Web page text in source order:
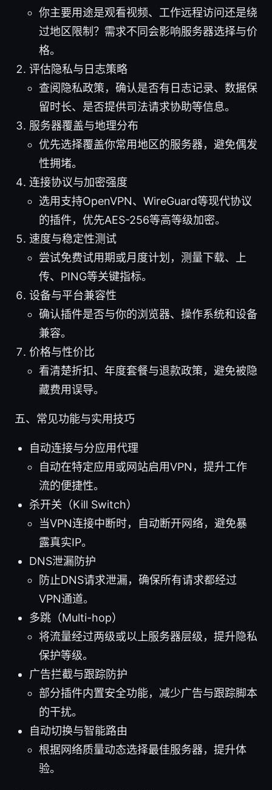
你主要用途是观看视频、工作远程访问还是绕
过地区限制？需求不同会影响服务器选择与价
格。
评估隐私与日志策略
查阅隐私政策，确认是否有日志记录、数据保
留时长、是否提供司法请求协助等信息。
服务器覆盖与地理分布
优先选择覆盖你常用地区的服务器，避免偶发
性拥堵。
连接协议与加密强度
选用支持OpenVPN、WireGuard等现代协议
的插件，优先AES-256等高等级加密。
速度与稳定性测试
尝试免费试用期或月度计划，测量下载、上
传、PING等关键指标。
设备与平台兼容性
确认插件是否与你的浏览器、操作系统和设备
兼容。
价格与性价比
看清楚折扣、年度套餐与退款政策，避免被隐
藏费用误导。
五、常见功能与实用技巧
自动连接与分应用代理
自动在特定应用或网站启用VPN，提升工作
流的便捷性。
杀开关（Kill Switch）
当VPN连接中断时，自动断开网络，避免暴
露真实IP。
DNS泄漏防护
防止DNS请求泄漏，确保所有请求都经过
VPN通道。
多跳（Multi-hop）
将流量经过两级或以上服务器层级，提升隐私
保护等级。
广告拦截与跟踪防护
部分插件内置安全功能，减少广告与跟踪脚本
的干扰。
自动切换与智能路由
根据网络质量动态选择最佳服务器，提升体
验。